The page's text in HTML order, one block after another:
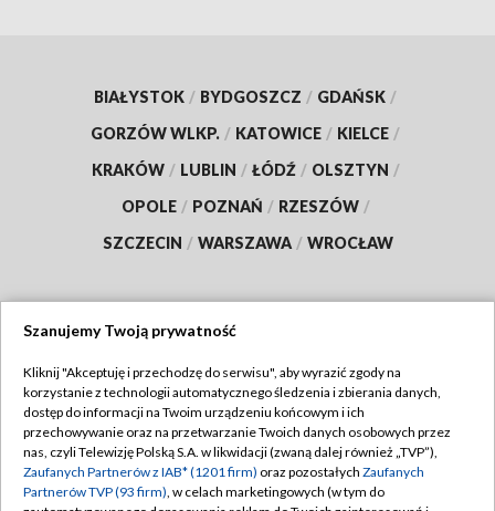
BIAŁYSTOK / BYDGOSZCZ / GDAŃSK /
GORZÓW WLKP. / KATOWICE / KIELCE /
KRAKÓW / LUBLIN / ŁÓDŹ / OLSZTYN /
OPOLE / POZNAŃ / RZESZÓW /
SZCZECIN / WARSZAWA / WROCŁAW
TVP
Abonament TVP
Emisja w TVP
Centrum informacji TVP
Regulamin TVP
Polityka prywatności
Szanujemy Twoją prywatność
Kliknij "Akceptuję i przechodzę do serwisu", aby wyrazić zgody na
korzystanie z technologii automatycznego śledzenia i zbierania danych,
dostęp do informacji na Twoim urządzeniu końcowym i ich
przechowywanie oraz na przetwarzanie Twoich danych osobowych przez
nas, czyli Telewizję Polską S.A. w likwidacji (zwaną dalej również „TVP”),
Zaufanych Partnerów z IAB* (1201 firm) oraz pozostałych Zaufanych
Partnerów TVP (93 firm), w celach marketingowych (w tym do